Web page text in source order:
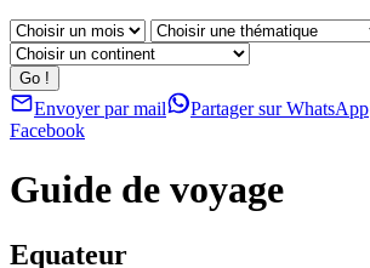
Envoyer par mail Partager sur WhatsApp
Facebook
Guide de voyage
Equateur